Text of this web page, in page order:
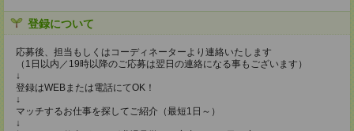
登録について
応募後、担当もしくはコーディネーターより連絡いたします
（1日以内／19時以降のご応募は翌日の連絡になる事もございます）
↓
登録はWEBまたは電話にてOK！
↓
マッチするお仕事を探してご紹介（最短1日～）
↓